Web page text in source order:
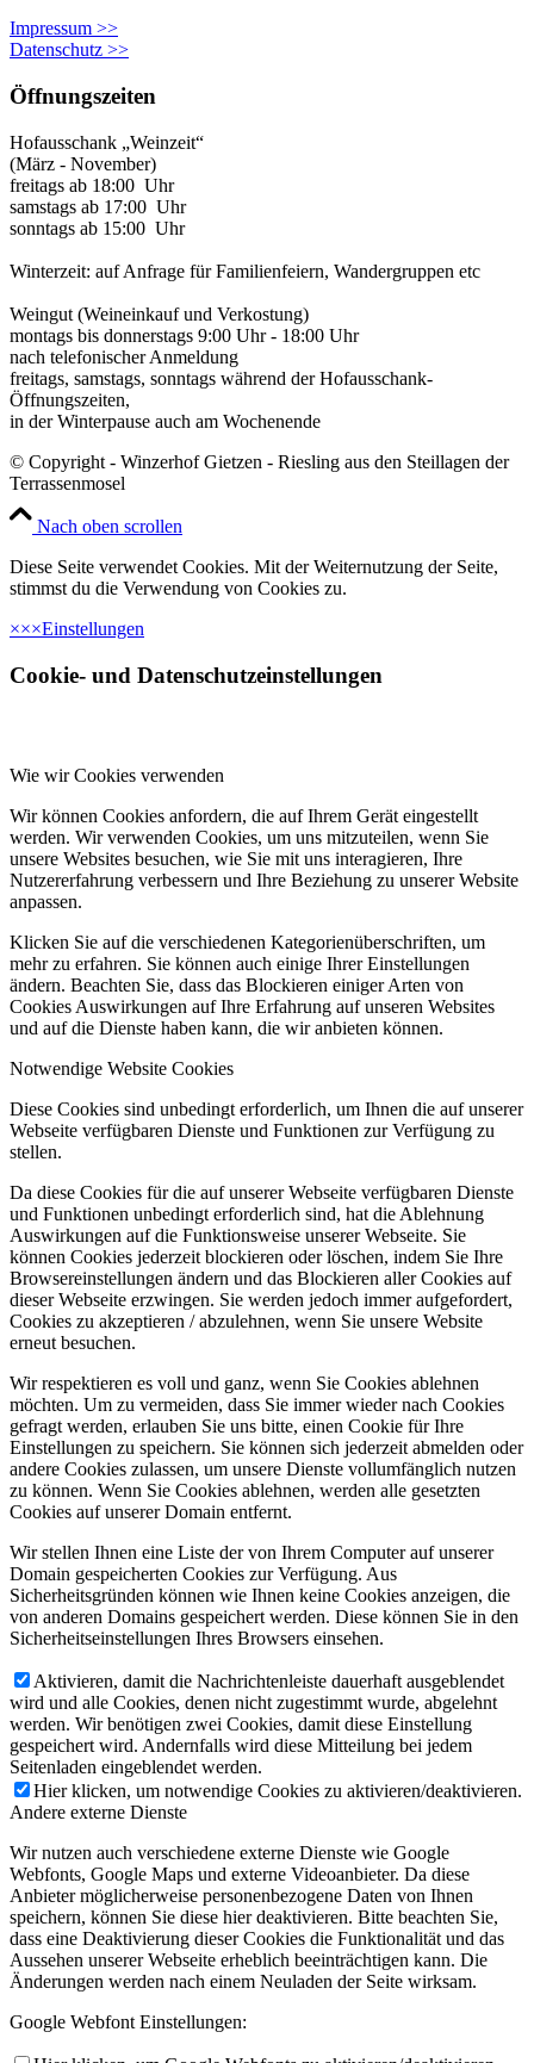
Impressum >>
Datenschutz >>
Öffnungszeiten
Hofausschank „Weinzeit“
(März - November)
freitags ab 18:00 Uhr
samstags ab 17:00 Uhr
sonntags ab 15:00 Uhr
Winterzeit: auf Anfrage für Familienfeiern, Wandergruppen etc
Weingut (Weineinkauf und Verkostung)
montags bis donnerstags 9:00 Uhr - 18:00 Uhr
nach telefonischer Anmeldung
freitags, samstags, sonntags während der Hofausschank-
Öffnungszeiten,
in der Winterpause auch am Wochenende
© Copyright - Winzerhof Gietzen - Riesling aus den Steillagen der
Terrassenmosel
Nach oben scrollen
Diese Seite verwendet Cookies. Mit der Weiternutzung der Seite,
stimmst du die Verwendung von Cookies zu.
×××Einstellungen
Cookie- und Datenschutzeinstellungen
Wie wir Cookies verwenden
Wir können Cookies anfordern, die auf Ihrem Gerät eingestellt
werden. Wir verwenden Cookies, um uns mitzuteilen, wenn Sie
unsere Websites besuchen, wie Sie mit uns interagieren, Ihre
Nutzererfahrung verbessern und Ihre Beziehung zu unserer Website
anpassen.
Klicken Sie auf die verschiedenen Kategorienüberschriften, um
mehr zu erfahren. Sie können auch einige Ihrer Einstellungen
ändern. Beachten Sie, dass das Blockieren einiger Arten von
Cookies Auswirkungen auf Ihre Erfahrung auf unseren Websites
und auf die Dienste haben kann, die wir anbieten können.
Notwendige Website Cookies
Diese Cookies sind unbedingt erforderlich, um Ihnen die auf unserer
Webseite verfügbaren Dienste und Funktionen zur Verfügung zu
stellen.
Da diese Cookies für die auf unserer Webseite verfügbaren Dienste
und Funktionen unbedingt erforderlich sind, hat die Ablehnung
Auswirkungen auf die Funktionsweise unserer Webseite. Sie
können Cookies jederzeit blockieren oder löschen, indem Sie Ihre
Browsereinstellungen ändern und das Blockieren aller Cookies auf
dieser Webseite erzwingen. Sie werden jedoch immer aufgefordert,
Cookies zu akzeptieren / abzulehnen, wenn Sie unsere Website
erneut besuchen.
Wir respektieren es voll und ganz, wenn Sie Cookies ablehnen
möchten. Um zu vermeiden, dass Sie immer wieder nach Cookies
gefragt werden, erlauben Sie uns bitte, einen Cookie für Ihre
Einstellungen zu speichern. Sie können sich jederzeit abmelden oder
andere Cookies zulassen, um unsere Dienste vollumfänglich nutzen
zu können. Wenn Sie Cookies ablehnen, werden alle gesetzten
Cookies auf unserer Domain entfernt.
Wir stellen Ihnen eine Liste der von Ihrem Computer auf unserer
Domain gespeicherten Cookies zur Verfügung. Aus
Sicherheitsgründen können wie Ihnen keine Cookies anzeigen, die
von anderen Domains gespeichert werden. Diese können Sie in den
Sicherheitseinstellungen Ihres Browsers einsehen.
Aktivieren, damit die Nachrichtenleiste dauerhaft ausgeblendet
wird und alle Cookies, denen nicht zugestimmt wurde, abgelehnt
werden. Wir benötigen zwei Cookies, damit diese Einstellung
gespeichert wird. Andernfalls wird diese Mitteilung bei jedem
Seitenladen eingeblendet werden.
Hier klicken, um notwendige Cookies zu aktivieren/deaktivieren.
Andere externe Dienste
Wir nutzen auch verschiedene externe Dienste wie Google
Webfonts, Google Maps und externe Videoanbieter. Da diese
Anbieter möglicherweise personenbezogene Daten von Ihnen
speichern, können Sie diese hier deaktivieren. Bitte beachten Sie,
dass eine Deaktivierung dieser Cookies die Funktionalität und das
Aussehen unserer Webseite erheblich beeinträchtigen kann. Die
Änderungen werden nach einem Neuladen der Seite wirksam.
Google Webfont Einstellungen: